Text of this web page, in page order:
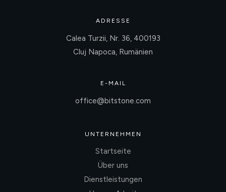
ADRESSE
Calea Turzii, Nr. 36, 400193
Cluj Napoca, Rumänien
E-MAIL
office@bitstone.com
UNTERNEHMEN
Startseite
Über uns
Dienstleistungen